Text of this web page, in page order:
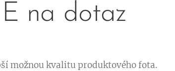
na dotaz
možnou kvalitu produktového fota.